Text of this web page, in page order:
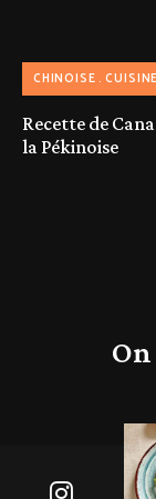
CHINOISE CUISINE
Recette de
la Pékinoise